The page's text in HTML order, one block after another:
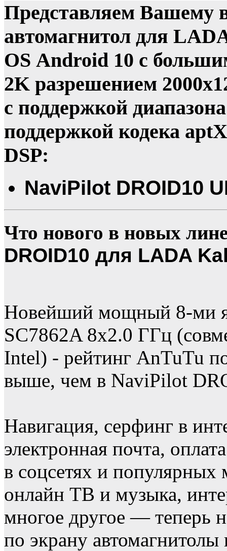
Представляем Вашему
автомагнитол для
OS Android 10 с
2K разрешением
с поддержкой
поддержкой кодека
DSP:
NaviPilot DROID10
Что нового в новых
DROID10 для LADA
Новейший мощный 8-ми
SC7862A 8х2.0 ГГц
Intel) - рейтинг AnTuTu
выше, чем в NaviPilot
Навигация, серфинг в
электронная почта,
в соцсетях и
онлайн ТВ и музыка,
многое другое — теперь
по экрану